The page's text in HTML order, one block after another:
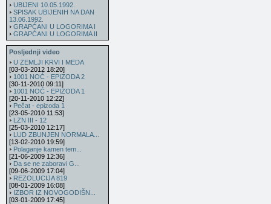
UBIJENI 10.05.1992.
SPISAK UBIJENIH NA DAN
13.06.1992.
GRAPĆANI U LOGORIMA I
GRAPĆANI U LOGORIMA II
Posljednji video
U ZEMLJI KRVI I MEDA
[03-03-2012 18:20]
1001 NOĆ - EPIZODA 2
[30-11-2010 09:11]
1001 NOĆ - EPIZODA 1
[20-11-2010 12:22]
Pečat - epizoda 1
[23-05-2010 11:53]
LZN III - 12
[25-03-2010 12:17]
LUD ZBUNJEN NORMALA...
[13-02-2010 19:59]
Polaganje kamen tem...
[21-06-2009 12:36]
Da se ne zaboravi G...
[09-06-2009 17:04]
REZOLUCIJA 819
[08-01-2009 16:08]
IZBOR IZ NOVOGODIŠN...
[03-01-2009 17:45]